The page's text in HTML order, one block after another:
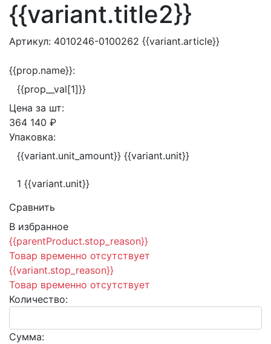
{{variant.title2}}
Артикул: 4010246-0100262 {{variant.article}}
{{prop.name}}:
{{prop__val[1]}}
Цена за шт:
364 140 ₽
Упаковка:
{{variant.unit_amount}} {{variant.unit}}
1 {{variant.unit}}
Сравнить
В избранное
{{parentProduct.stop_reason}}
Товар временно отсутствует
{{variant.stop_reason}}
Товар временно отсутствует
Количество:
Сумма: